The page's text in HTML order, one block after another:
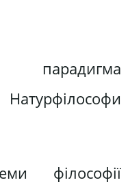
філософії